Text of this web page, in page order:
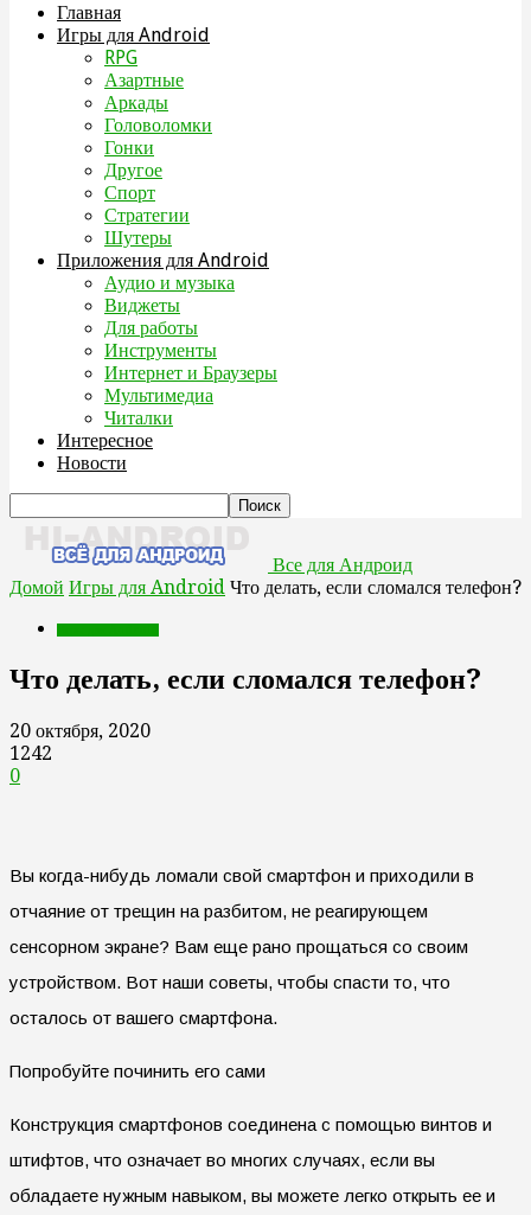
Главная
Игры для Android
RPG
Азартные
Аркады
Головоломки
Гонки
Другое
Спорт
Стратегии
Шутеры
Приложения для Android
Аудио и музыка
Виджеты
Для работы
Инструменты
Интернет и Браузеры
Мультимедиа
Читалки
Интересное
Новости
Все для Андроид
Домой Игры для Android Что делать, если сломался телефон?
Что делать, если сломался телефон?
20 октября, 2020
1242
0
Вы когда-нибудь ломали свой смартфон и приходили в
отчаяние от трещин на разбитом, не реагирующем
сенсорном экране? Вам еще рано прощаться со своим
устройством. Вот наши советы, чтобы спасти то, что
осталось от вашего смартфона.
Попробуйте починить его сами
Конструкция смартфонов соединена с помощью винтов и
штифтов, что означает во многих случаях, если вы
обладаете нужным навыком, вы можете легко открыть ее и